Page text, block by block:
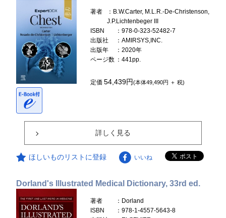
著者
：B.W.Carter, M.L.R.-De-Christenson,
J.P.Lichtenbeger III
ISBN
：978-0-323-52482-7
出版社
：AMIRSYS,INC.
出版年
：2020年
ページ数 ：441pp.
定価54,439円(本体49,490円 ＋ 税)
詳しく見る
ほしいものリストに登録 いいね
Dorland's Illustrated Medical Dictionary, 33rd ed.
著者
：Dorland
ISBN
：978-1-4557-5643-8